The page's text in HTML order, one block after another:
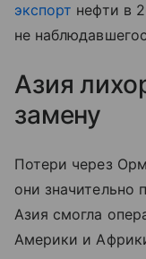
экспорт нефти в
не
Азия
замену
Потери через
они
Азия смогла
Америки и